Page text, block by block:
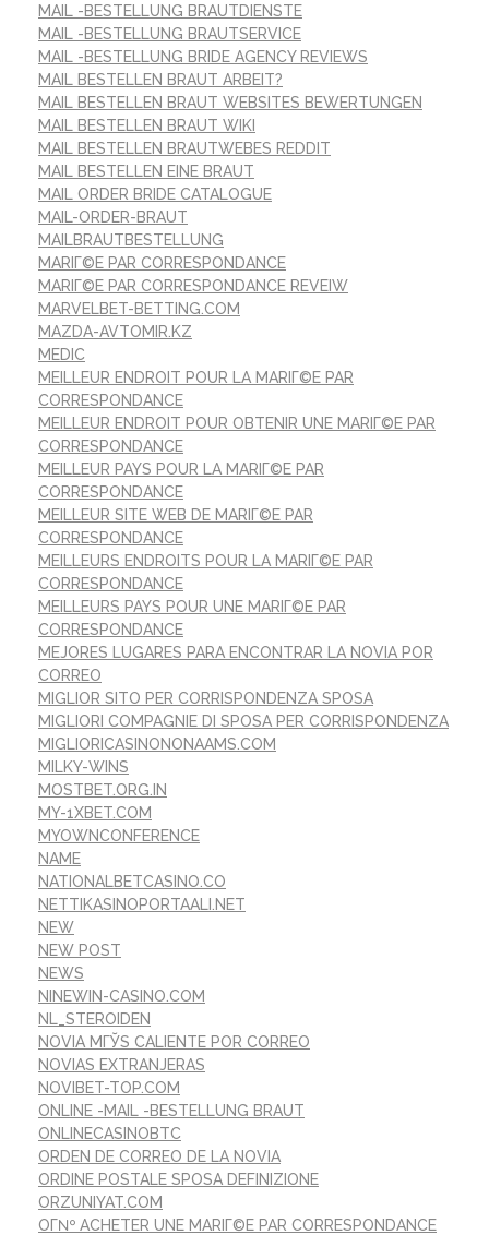
MAIL -BESTELLUNG BRAUTDIENSTE
MAIL -BESTELLUNG BRAUTSERVICE
MAIL -BESTELLUNG BRIDE AGENCY REVIEWS
MAIL BESTELLEN BRAUT ARBEIT?
MAIL BESTELLEN BRAUT WEBSITES BEWERTUNGEN
MAIL BESTELLEN BRAUT WIKI
MAIL BESTELLEN BRAUTWEBES REDDIT
MAIL BESTELLEN EINE BRAUT
MAIL ORDER BRIDE CATALOGUE
MAIL-ORDER-BRAUT
MAILBRAUTBESTELLUNG
MARIГ©E PAR CORRESPONDANCE
MARIГ©E PAR CORRESPONDANCE REVEIW
MARVELBET-BETTING.COM
MAZDA-AVTOMIR.KZ
MEDIC
MEILLEUR ENDROIT POUR LA MARIГ©E PAR
CORRESPONDANCE
MEILLEUR ENDROIT POUR OBTENIR UNE MARIГ©E PAR
CORRESPONDANCE
MEILLEUR PAYS POUR LA MARIГ©E PAR
CORRESPONDANCE
MEILLEUR SITE WEB DE MARIГ©E PAR
CORRESPONDANCE
MEILLEURS ENDROITS POUR LA MARIГ©E PAR
CORRESPONDANCE
MEILLEURS PAYS POUR UNE MARIГ©E PAR
CORRESPONDANCE
MEJORES LUGARES PARA ENCONTRAR LA NOVIA POR
CORREO
MIGLIOR SITO PER CORRISPONDENZA SPOSA
MIGLIORI COMPAGNIE DI SPOSA PER CORRISPONDENZA
MIGLIORICASINONONAAMS.COM
MILKY-WINS
MOSTBET.ORG.IN
MY-1XBET.COM
MYOWNCONFERENCE
NAME
NATIONALBETCASINO.CO
NETTIKASINOPORTAALI.NET
NEW
NEW POST
NEWS
NINEWIN-CASINO.COM
NL_STEROIDEN
NOVIA MГЎS CALIENTE POR CORREO
NOVIAS EXTRANJERAS
NOVIBET-TOP.COM
ONLINE -MAIL -BESTELLUNG BRAUT
ONLINECASINOBTC
ORDEN DE CORREO DE LA NOVIA
ORDINE POSTALE SPOSA DEFINIZIONE
ORZUNIYAT.COM
OГ№ ACHETER UNE MARIГ©E PAR CORRESPONDANCE